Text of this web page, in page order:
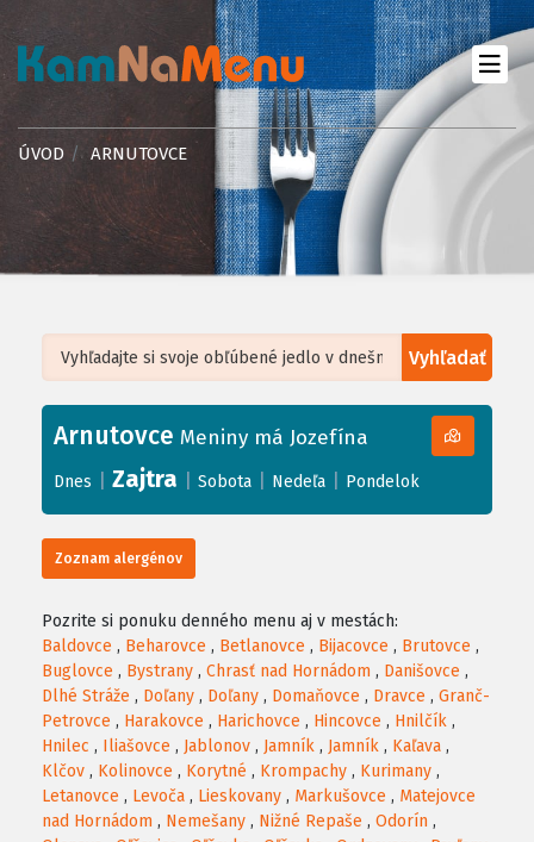
ÚVOD ARNUTOVCE
Vyhľadať
+
−
Leaflet| ©OpenStreetMap, Tiles courtesy ofHumanitarian OpenStreetMap
Arnutovce Meniny má Jozefína
Dnes Zajtra Sobota Nedeľa Pondelok
Zoznam alergénov
Pozrite si ponuku denného menu aj v mestách:
Baldovce , Beharovce , Betlanovce , Bijacovce , Brutovce ,
Buglovce , Bystrany , Chrasť nad Hornádom , Danišovce ,
Dlhé Stráže , Doľany , Doľany , Domaňovce , Dravce , Granč-
Petrovce , Harakovce , Harichovce , Hincovce , Hnilčík ,
Hnilec , Iliašovce , Jablonov , Jamník , Jamník , Kaľava ,
Klčov , Kolinovce , Korytné , Krompachy , Kurimany ,
Letanovce , Levoča , Lieskovany , Markušovce , Matejovce
nad Hornádom , Nemešany , Nižné Repaše , Odorín ,